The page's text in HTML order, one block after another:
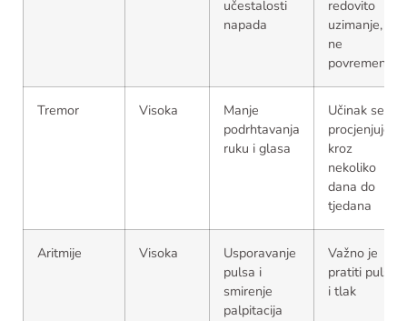
učestalosti
napada
redovito
uzimanje,
ne
povremeno
Tremor Visoka
Manje
podrhtavanja
ruku i glasa
Učinak se
procjenjuje
kroz
nekoliko
dana do
tjedana
Aritmije Visoka
Usporavanje
pulsa i
smirenje
palpitacija
Važno je
pratiti puls
i tlak